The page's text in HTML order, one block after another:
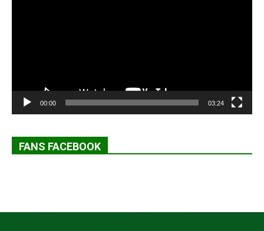
00:00 03:24
FANS FACEBOOK